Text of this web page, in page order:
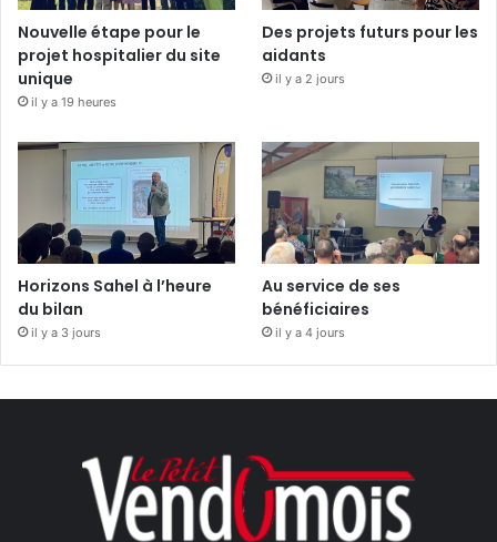
Nouvelle étape pour le
projet hospitalier du site
unique
il y a 19 heures
Des projets futurs pour les
aidants
il y a 2 jours
Horizons Sahel à l’heure
du bilan
il y a 3 jours
Au service de ses
bénéficiaires
il y a 4 jours